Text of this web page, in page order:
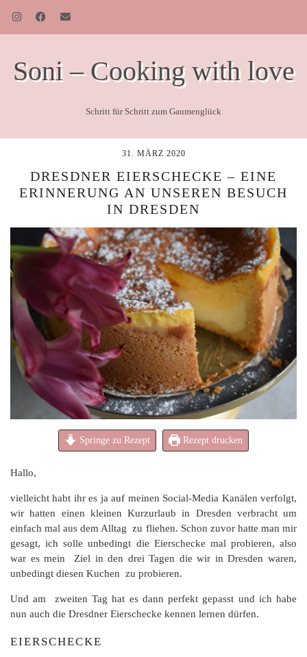
Soni – Cooking with love
Schritt für Schritt zum Gaumenglück
31. MÄRZ 2020
DRESDNER EIERSCHECKE – EINE
ERINNERUNG AN UNSEREN BESUCH
IN DRESDEN
Springe zu Rezept Rezept drucken
Hallo,
vielleicht habt ihr es ja auf meinen Social-Media Kanälen verfolgt,
wir hatten einen kleinen Kurzurlaub in Dresden verbracht um
einfach mal aus dem Alltag zu fliehen. Schon zuvor hatte man mir
gesagt, ich solle unbedingt die Eierschecke mal probieren, also
war es mein Ziel in den drei Tagen die wir in Dresden waren,
unbedingt diesen Kuchen zu probieren.
Und am zweiten Tag hat es dann perfekt gepasst und ich habe
nun auch die Dresdner Eierschecke kennen lernen dürfen.
EIERSCHECKE